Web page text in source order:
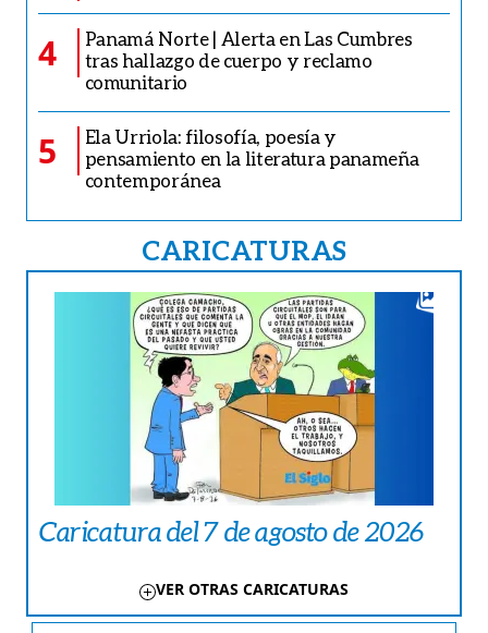
4
Panamá Norte | Alerta en Las Cumbres
tras hallazgo de cuerpo y reclamo
comunitario
5
Ela Urriola: filosofía, poesía y
pensamiento en la literatura panameña
contemporánea
CARICATURAS
Caricatura del 7 de agosto de 2026
VER OTRAS CARICATURAS